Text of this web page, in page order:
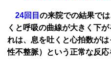
24回目 の来院での結果で
くと呼吸の曲線が大きく下
れは、息を吐くと心拍数が
性不整脈）という正常な反応